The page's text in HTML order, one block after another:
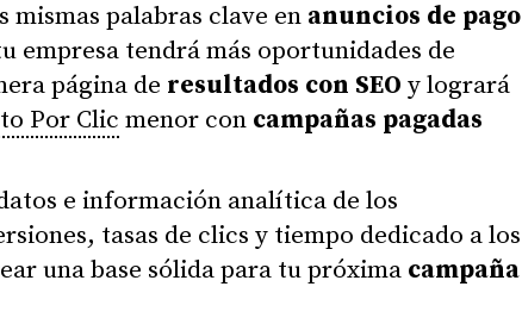
mismas palabras clave en anuncios de pago
empresa tendrá más oportunidades de
página de resultados con SEO y logrará
Por Clic menor con campañas pagadas
e información analítica de los
tasas de clics y tiempo dedicado a los
una base sólida para tu próxima campaña